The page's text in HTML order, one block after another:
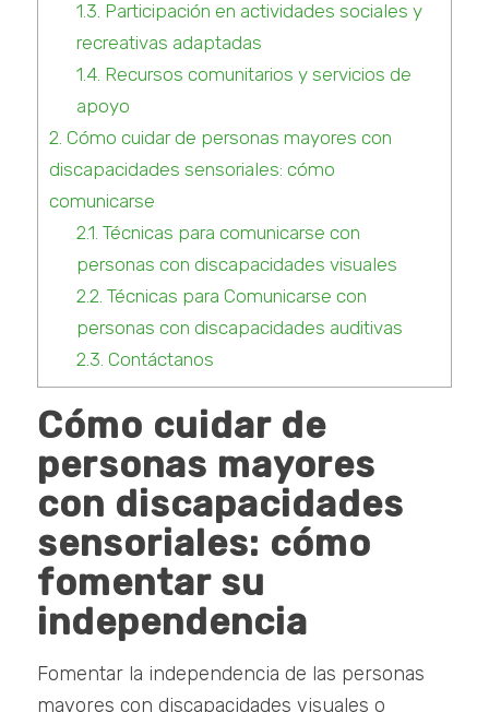
1.3. Participación en actividades sociales y
recreativas adaptadas
1.4. Recursos comunitarios y servicios de
apoyo
2. Cómo cuidar de personas mayores con
discapacidades sensoriales: cómo
comunicarse
2.1. Técnicas para comunicarse con
personas con discapacidades visuales
2.2. Técnicas para Comunicarse con
personas con discapacidades auditivas
2.3. Contáctanos
Cómo cuidar de
personas mayores
con discapacidades
sensoriales: cómo
fomentar su
independencia
Fomentar la independencia de las personas
mayores con discapacidades visuales o